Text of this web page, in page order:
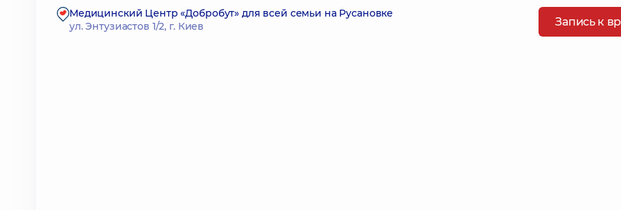
Медицинский Центр «Добробут» для всей семьи на Русановке
ул. Энтузиастов 1/2, г. Киев
Запись к